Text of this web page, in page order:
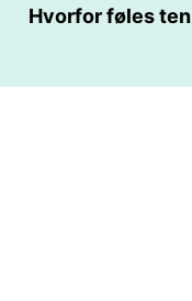
Helsebransjen
Hvorfor føles